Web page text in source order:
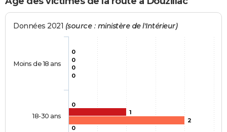
Données 2021 (source : ministère de l'Intérieur)
0
0
0
1
0
2
0
0
Moins de 18 ans
18-30 ans